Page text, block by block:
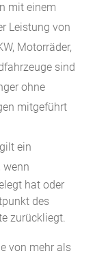
mit einem
Leistung von
Motorräder,
sind
ohne
mitgeführt
ein
wenn
hat oder
des
zurückliegt.
von mehr als